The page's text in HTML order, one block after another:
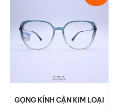
GỌNG KÍNH CẬN KIM LOẠI